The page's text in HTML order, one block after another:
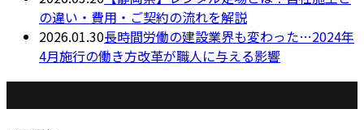
の違い・費用・ご契約の流れを解説
2026.01.30長時間労働の建設業界も変わった…2024年
4月施行の働き方改革が職人に与える影響